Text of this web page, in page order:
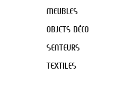
MEUBLES
OBJETS DÉCO
SENTEURS
TEXTILES